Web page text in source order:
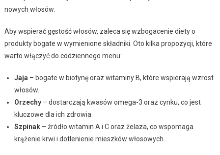
nowych włosów.
Aby wspierać gęstość włosów, zaleca się wzbogacenie diety o
produkty bogate w wymienione składniki. Oto kilka propozycji, które
warto włączyć do codziennego menu:
Jaja– bogate w biotynę oraz witaminy B, które wspierają wzrost
włosów.
Orzechy– dostarczają kwasów omega-3 oraz cynku, co jest
kluczowe dla ich zdrowia.
Szpinak– źródło witamin A i C oraz żelaza, co wspomaga
krążenie krwi i dotlenienie mieszków włosowych.